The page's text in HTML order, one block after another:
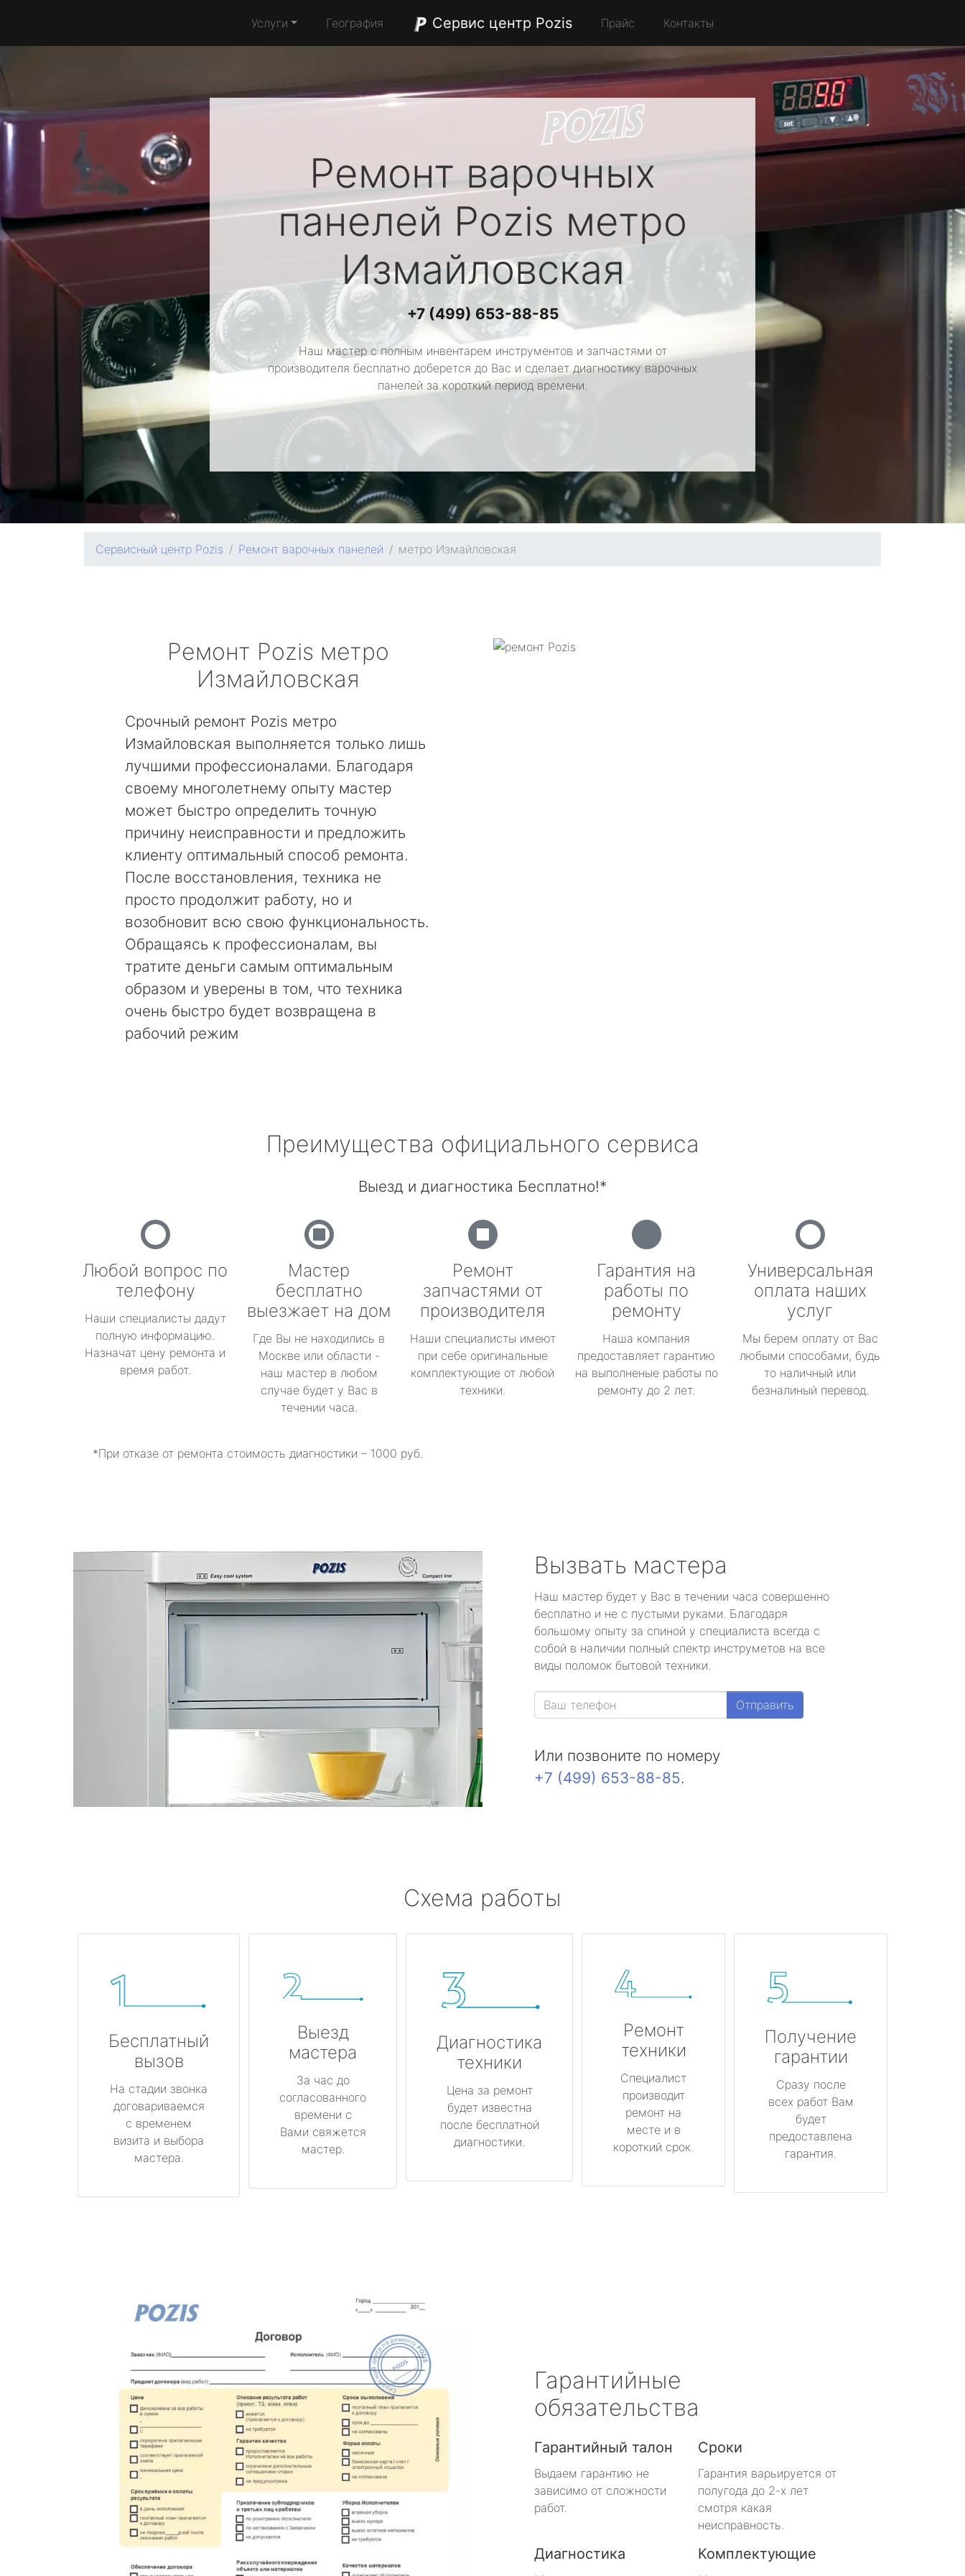
Услуги География Сервис центр Pozis Прайс Контакты
Ремонт варочных
панелей Pozis метро
Измайловская
+7 (499) 653-88-85
Наш мастер с полным инвентарем инструментов и запчастями от
производителя бесплатно доберется до Вас и сделает диагностику варочных
панелей за короткий период времени.
Сервисный центр Pozis Ремонт варочных панелей метро Измайловская
Ремонт Pozis метро
Измайловская
Срочный ремонт Pozis метро
Измайловская выполняется только лишь
лучшими профессионалами. Благодаря
своему многолетнему опыту мастер
может быстро определить точную
причину неисправности и предложить
клиенту оптимальный способ ремонта.
После восстановления, техника не
просто продолжит работу, но и
возобновит всю свою функциональность.
Обращаясь к профессионалам, вы
тратите деньги самым оптимальным
образом и уверены в том, что техника
очень быстро будет возвращена в
рабочий режим
Преимущества официального сервиса
Выезд и диагностика Бесплатно!*
Любой вопрос по
телефону
Наши специалисты дадут
полную информацию.
Назначат цену ремонта и
время работ.
Мастер
бесплатно
выезжает на дом
Где Вы не находились в
Москве или области -
наш мастер в любом
случае будет у Вас в
течении часа.
Ремонт
запчастями от
производителя
Наши специалисты имеют
при себе оригинальные
комплектующие от любой
техники.
Гарантия на
работы по
ремонту
Наша компания
предоставляет гарантию
на выполненые работы по
ремонту до 2 лет.
Универсальная
оплата наших
услуг
Мы берем оплату от Вас
любыми способами, будь
то наличный или
безналиный перевод.
*При отказе от ремонта стоимость диагностики – 1000 руб.
Вызвать мастера
Наш мастер будет у Вас в течении часа совершенно
бесплатно и не с пустыми руками. Благодаря
большому опыту за спиной у специалиста всегда с
собой в наличии полный спектр инструметов на все
виды поломок бытовой техники.
Отправить
Или позвоните по номеру
+7 (499) 653-88-85.
Схема работы
Бесплатный
вызов
На стадии звонка
договариваемся
с временем
визита и выбора
мастера.
Выезд
мастера
За час до
согласованного
времени с
Вами свяжется
мастер.
Диагностика
техники
Цена за ремонт
будет известна
после бесплатной
диагностики.
Ремонт
техники
Специалист
производит
ремонт на
месте и в
короткий срок.
Получение
гарантии
Сразу после
всех работ Вам
будет
предоставлена
гарантия.
Гарантийные
обязательства
Гарантийный талон
Выдаем гарантию не
зависимо от сложности
работ.
Сроки
Гарантия варьируется от
полугода до 2-х лет
смотря какая
неисправность.
Диагностика Комплектующие